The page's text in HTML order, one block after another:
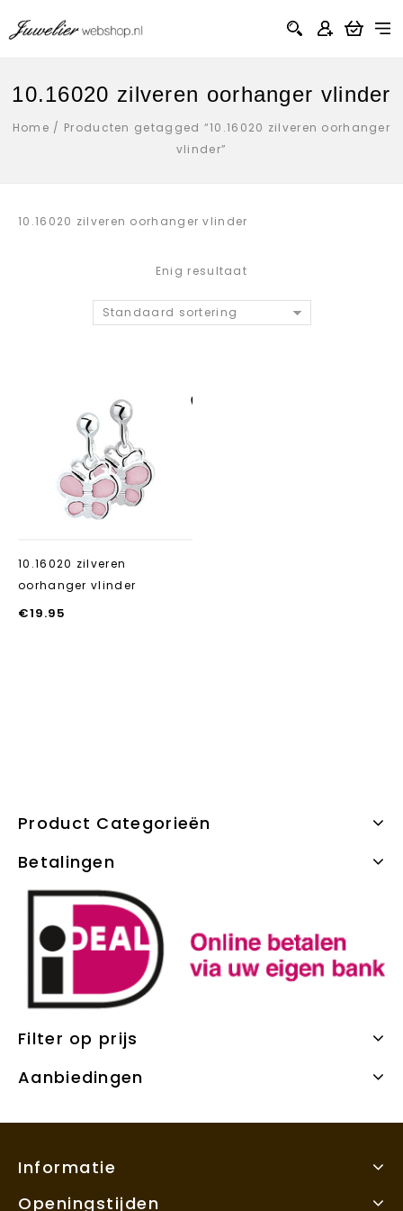
10.16020 zilveren oorhanger vlinder
Home / Producten getagged “10.16020 zilveren oorhanger
vlinder”
10.16020 zilveren oorhanger vlinder
Enig resultaat
Standaard sortering
10.16020 zilveren
oorhanger vlinder
€19.95
Product Categorieën
Betalingen
Filter op prijs
Aanbiedingen
Informatie
Openingstijden